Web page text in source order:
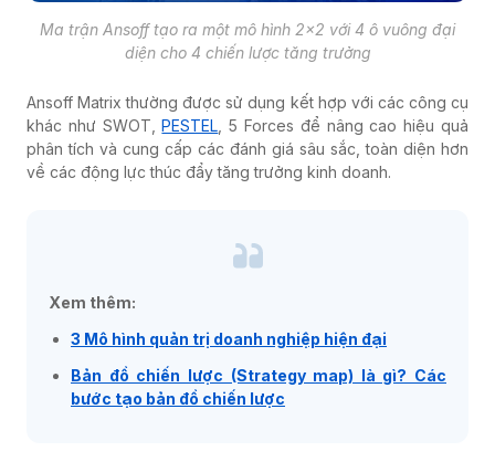
Ma trận Ansoff tạo ra một mô hình 2×2 với 4 ô vuông đại
diện cho 4 chiến lược tăng trưởng
Ansoff Matrix thường được sử dụng kết hợp với các công cụ
khác như SWOT,PESTEL , 5 Forces để nâng cao hiệu quả
phân tích và cung cấp các đánh giá sâu sắc, toàn diện hơn
về các động lực thúc đẩy tăng trưởng kinh doanh.
Xem thêm:
3 Mô hình quản trị doanh nghiệp hiện đại
Bản đồ chiến lược (Strategy map) là gì? Các
bước tạo bản đồ chiến lược